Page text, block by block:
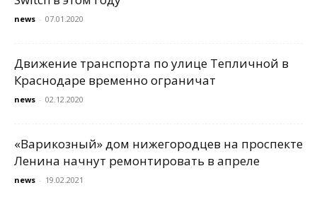
news - 07.01.2020
Движение транспорта по улице Тепличной в
Краснодаре временно ограничат
news - 02.12.2020
«Варикозный» дом нижегородцев на проспекте
Ленина начнут ремонтировать в апреле
news - 19.02.2021